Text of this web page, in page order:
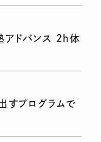
アドバンス 2h体
すプログラムで